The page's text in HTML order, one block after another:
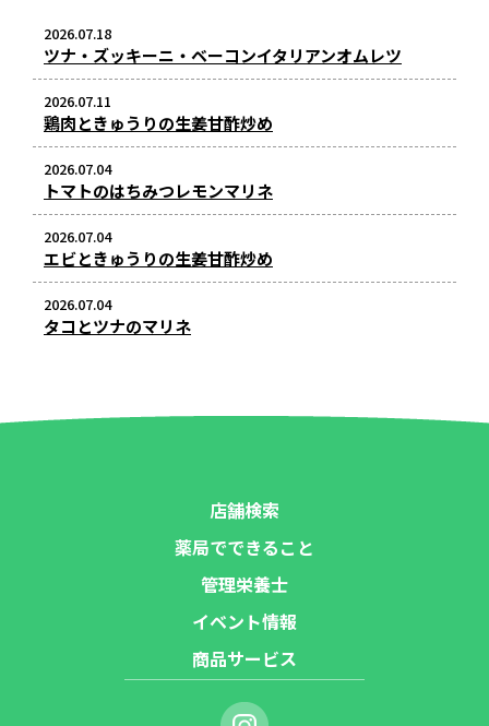
2026.07.18
ツナ・ズッキーニ・ベーコンイタリアンオムレツ
2026.07.11
鶏肉ときゅうりの生姜甘酢炒め
2026.07.04
トマトのはちみつレモンマリネ
2026.07.04
エビときゅうりの生姜甘酢炒め
2026.07.04
タコとツナのマリネ
店舗検索
薬局でできること
管理栄養士
イベント情報
商品サービス